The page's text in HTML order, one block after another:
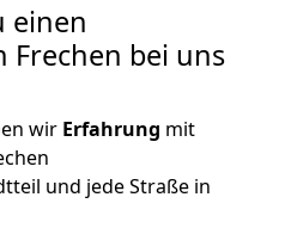
einen
Frechen bei uns
wir Erfahrung mit
und jede Straße in